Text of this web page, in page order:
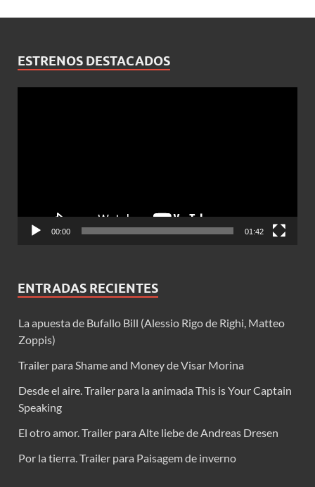
ESTRENOS DESTACADOS
00:00 01:42
ENTRADAS RECIENTES
La apuesta de Bufallo Bill (Alessio Rigo de Righi, Matteo
Zoppis)
Trailer para Shame and Money de Visar Morina
Desde el aire. Trailer para la animada This is Your Captain
Speaking
El otro amor. Trailer para Alte liebe de Andreas Dresen
Por la tierra. Trailer para Paisagem de inverno